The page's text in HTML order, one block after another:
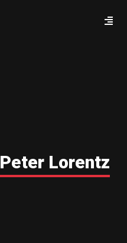
Peter Lorentz